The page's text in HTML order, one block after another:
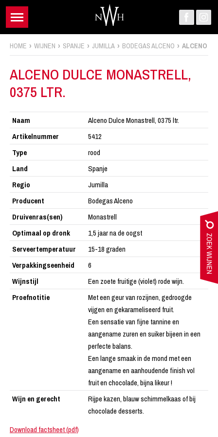
HOME WIJNEN SPANJE JUMILLA BODEGAS ALCENO ALCENO
ALCENO DULCE MONASTRELL,
0375 LTR.
Naam
Alceno Dulce Monastrell, 0375 ltr.
Artikelnummer
5412
Type
rood
Land
Spanje
Regio
Jumilla
Producent
Bodegas Alceno
Druivenras(sen)
Monastrell
Optimaal op dronk
1,5 jaar na de oogst
Serveertemperatuur
15-18 graden
Verpakkingseenheid
6
Wijnstijl
Een zoete fruitige (violet) rode wijn.
Proefnotitie
Met een geur van rozijnen, gedroogde
vijgen en gekarameliseerd fruit.
Een sensatie van fijne tannine en
aangename zuren en suiker bijeen in een
perfecte balans.
Een lange smaak in de mond met een
aangename en aanhoudende finish vol
fruit en chocolade, bijna likeur !
Wijn en gerecht
Rijpe kazen, blauw schimmelkaas of bij
chocolade desserts.
Download factsheet (pdf)